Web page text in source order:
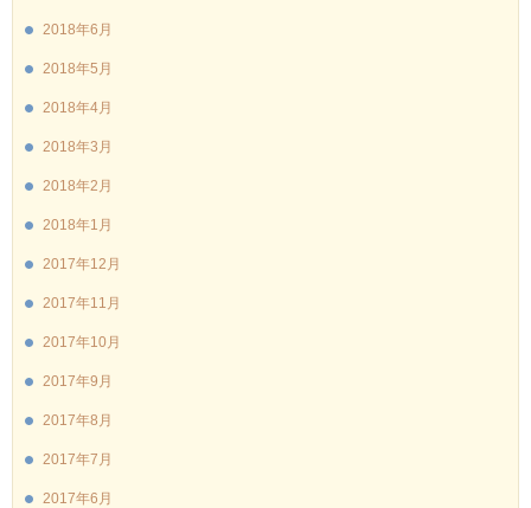
2018年6月
2018年5月
2018年4月
2018年3月
2018年2月
2018年1月
2017年12月
2017年11月
2017年10月
2017年9月
2017年8月
2017年7月
2017年6月